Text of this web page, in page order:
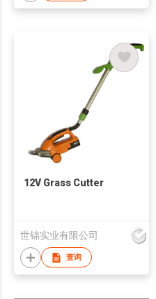
12V Grass Cutter
世锦实业有限公司
查询